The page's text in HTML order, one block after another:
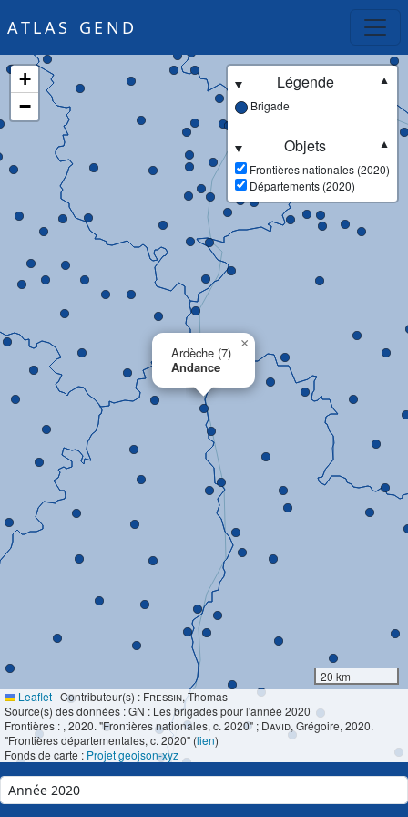
ATLAS GEND
Ardèche (7)
Andance
×
+
−
Légende
▼
Brigade
Objets
▼
Frontières nationales (2020)
Départements (2020)
20 km
Leaflet | Contributeur(s) : Fressin, Thomas
Source(s) des données : GN : Les brigades pour l'année 2020
Frontières : , 2020. "Frontières nationales, c. 2020" ; David, Grégoire, 2020.
"Frontières départementales, c. 2020" (lien)
Fonds de carte : Projet geojson-xyz